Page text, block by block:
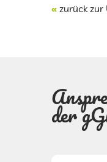
KONTAKT
IMPRESSUM
« zurück
der